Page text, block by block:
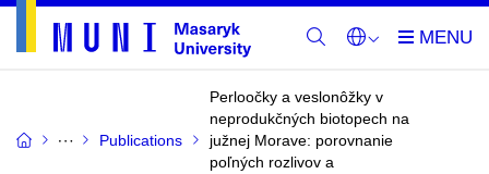
Publications
Perloočky a veslonôžky v
neprodukčných biotopech na
južnej Morave: porovnanie
poľných rozlivov a